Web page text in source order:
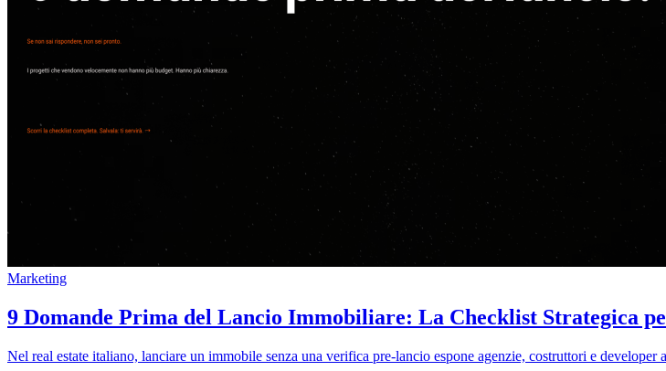
Marketing
9 Domande Prima del Lancio Immobiliare: La Checklist Strategica
Nel real estate italiano, lanciare un immobile senza una verifica pre-lancio espone agenzie, costruttori e